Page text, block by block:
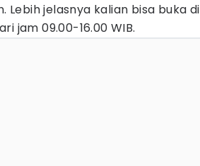
Lebih jelasnya kalian bisa buka di
jam 09.00-16.00 WIB.